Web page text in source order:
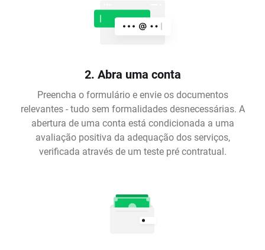
2. Abra uma conta
Preencha o formulário e envie os documentos
relevantes - tudo sem formalidades desnecessárias. A
abertura de uma conta está condicionada a uma
avaliação positiva da adequação dos serviços,
verificada através de um teste pré contratual.